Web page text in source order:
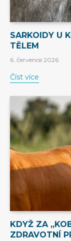
SARKOIDY U
TĚLEM
6. července 2026
Číst více
KDYŽ ZA
ZDRAVOTNÍ